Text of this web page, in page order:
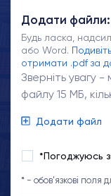
Додати файли:
Будь ласка,
або Word.
отримати .pdf за
Зверніть увагу
файлу 15 МБ,
Додати файл
*Погоджуюсь з
* - обов'язкові поля